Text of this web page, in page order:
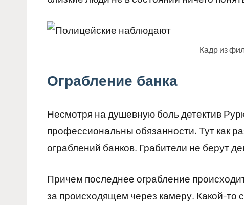
Кадр из
Ограбление банка
Несмотря на душевную боль детектив
профессиональны обязанности. Тут как
ограблений банков. Грабители не берут
Причем последнее ограбление
за происходящем через камеру. Какой-то